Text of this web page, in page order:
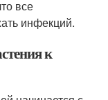
все
инфекций.
к